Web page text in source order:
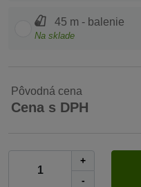
45 m - balenie
Na sklade
Pôvodná cena
Cena s DPH
+
-